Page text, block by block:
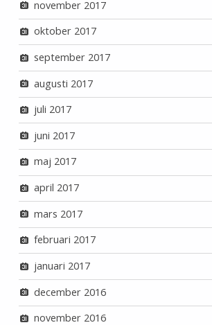
november 2017
oktober 2017
september 2017
augusti 2017
juli 2017
juni 2017
maj 2017
april 2017
mars 2017
februari 2017
januari 2017
december 2016
november 2016